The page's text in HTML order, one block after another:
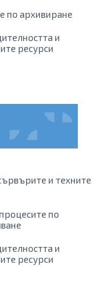
по архивиране
и
ресурси
и техните
по
и
ресурси